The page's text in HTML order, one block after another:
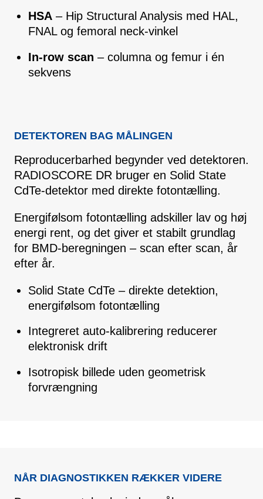
HSA – Hip Structural Analysis med HAL,
FNAL og femoral neck-vinkel
In-row scan – columna og femur i én
sekvens
DETEKTOREN BAG MÅLINGEN
Reproducerbarhed begynder ved detektoren.
RADIOSCORE DR bruger en Solid State
CdTe-detektor med direkte fotontælling.
Energifølsom fotontælling adskiller lav og høj
energi rent, og det giver et stabilt grundlag
for BMD-beregningen – scan efter scan, år
efter år.
Solid State CdTe – direkte detektion,
energifølsom fotontælling
Integreret auto-kalibrering reducerer
elektronisk drift
Isotropisk billede uden geometrisk
forvrængning
NÅR DIAGNOSTIKKEN RÆKKER VIDERE